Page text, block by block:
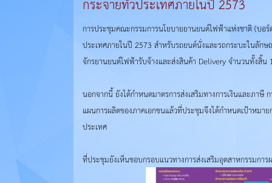
การประชุมคณะกรรมการนโยบายยานยนต์ไฟฟ้าแห่งชาติ (บอ
ประเทศภายในปี 2573 สำหรับรถยนต์นั่งและรถกระบะในลัก
จักรยานยนต์ไฟฟ้ารับจ้างและส่งสินค้า Delivery จำนวนทั้งสิ้น
นอกจากนี้ ยังได้กำหนดมาตรการส่งเสริมทางการเงินและภา
แผนการผลิตของภาคเอกชนแล้วที่ประชุมจึงได้กำหนดเป้าหมา
ประเทศ
ที่ประชุมยังเห็นชอบกรอบแนวทางการส่งเสริมอุตสาหกรรมก